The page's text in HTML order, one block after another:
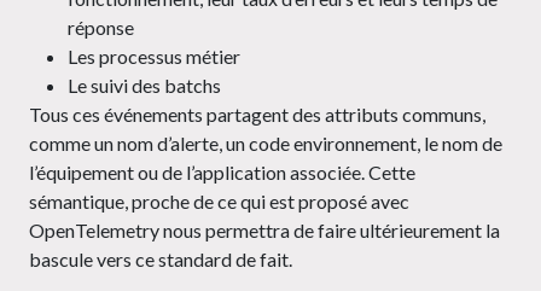
réponse
Les processus métier
Le suivi des batchs
Tous ces événements partagent des attributs communs,
comme un nom d’alerte, un code environnement, le nom de
l’équipement ou de l’application associée. Cette
sémantique, proche de ce qui est proposé avec
OpenTelemetry nous permettra de faire ultérieurement la
bascule vers ce standard de fait.